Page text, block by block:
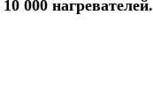
000 нагревателей.